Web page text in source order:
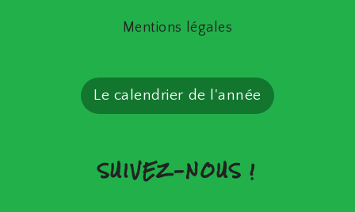
Mentions légales
Le calendrier de l'année
SUIVEZ-NOUS !